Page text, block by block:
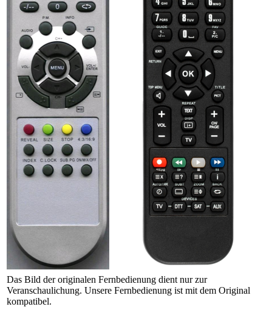
Das Bild der originalen Fernbedienung dient nur zur
Veranschaulichung. Unsere Fernbedienung ist mit dem Original
kompatibel.